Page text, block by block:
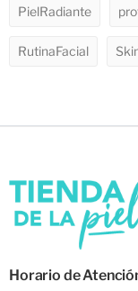
PielRadiante
RutinaFacial
Horario de